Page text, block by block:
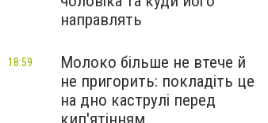
направлять
Молоко більше не втече й
не пригорить: покладіть це
на дно каструлі перед
кип'ятінням
18:59